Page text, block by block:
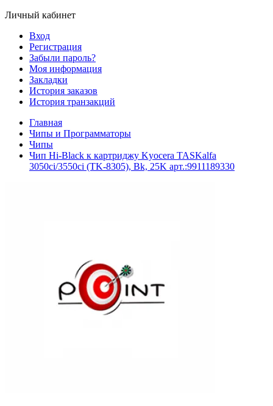
Личный кабинет
Вход
Регистрация
Забыли пароль?
Моя информация
Закладки
История заказов
История транзакций
Главная
Чипы и Программаторы
Чипы
Чип Hi-Black к картриджу Kyocera TASKalfa
3050ci/3550ci (TK-8305), Bk, 25K арт.:9911189330